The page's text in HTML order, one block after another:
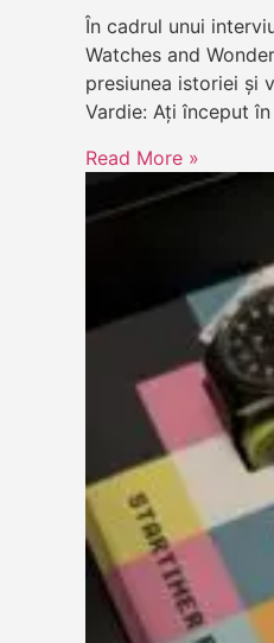
În cadrul unui
Watches and
presiunea istoriei și
Vardie: Ați început
Read More »